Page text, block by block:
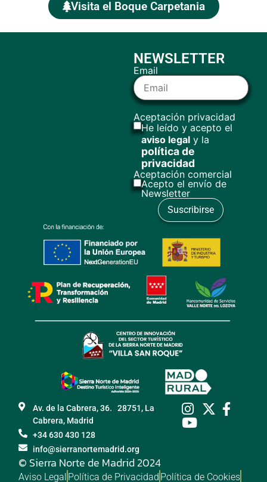
Visita el Boque Carpetania
NEWSLETTER
Email
Aceptación privacidad
He leído y acepto el
aviso legal y la
política de
privacidad
Aceptación comercial
Acepto el envío de
Newsletter
Av. de la Cabrera, 36. 28751, La
Cabrera, Madrid
+34 630 430 128
info@sierranortemadrid.org
© Sierra Norte de Madrid 2024
Aviso Legal Política de Privacidad Política de Cookies